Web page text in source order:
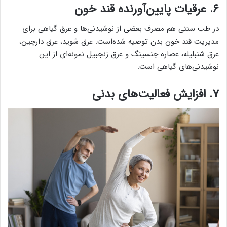
۶. عرقیات پایین‌آورنده قند خون
در طب سنتی هم مصرف بعضی از نوشیدنی‌ها و عرق گیاهی برای
مدیریت قند خون بدن توصیه شده‌است. عرق شوید، عرق دارچین،
عرق شنبلیله، عصاره جنسینگ و عرق زنجبیل نمونه‌ای از این
نوشیدنی‌های گیاهی است.
۷. افزایش فعالیت‌های بدنی